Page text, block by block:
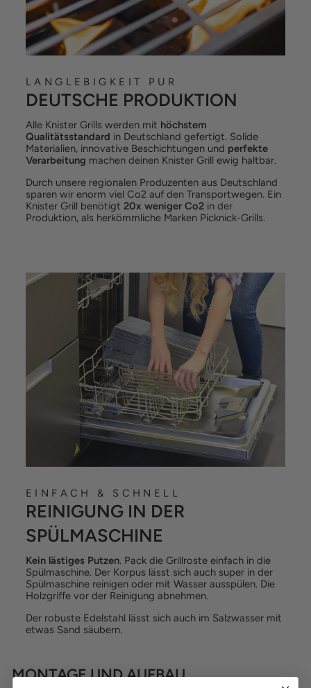
LANGLEBIGKEIT PUR
DEUTSCHE PRODUKTION
Alle Knister Grills werden mit höchstem
Qualitätsstandard in Deutschland gefertigt. Solide
Materialien, innovative Beschichtungen und perfekte
Verarbeitung machen deinen Knister Grill ewig haltbar.
Durch unsere regionalen Produzenten aus Deutschland
sparen wir enorm viel Co2 auf den Transportwegen. Ein
Knister Grill benötigt 20x weniger Co2 in der
Produktion, als herkömmliche Marken Picknick-Grills.
EINFACH & SCHNELL
REINIGUNG IN DER
SPÜLMASCHINE
Kein lästiges Putzen. Pack die Grillroste einfach in die
Spülmaschine. Der Korpus lässt sich auch super in der
Spülmaschine reinigen oder mit Wasser ausspülen. Die
Holzgriffe vor der Reinigung abnehmen.
Der robuste Edelstahl lässt sich auch im Salzwasser mit
etwas Sand säubern.
MONTAGE UND AUFBAU